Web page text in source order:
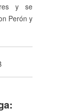
y se
Perón y